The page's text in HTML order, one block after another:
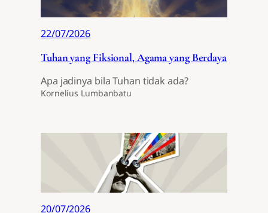
22/07/2026
Tuhan yang Fiksional, Agama yang Berdaya
Apa jadinya bila Tuhan tidak ada?
Kornelius Lumbanbatu
20/07/2026